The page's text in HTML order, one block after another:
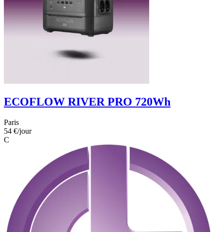
ECOFLOW RIVER PRO 720Wh
Paris
54 €/jour
C